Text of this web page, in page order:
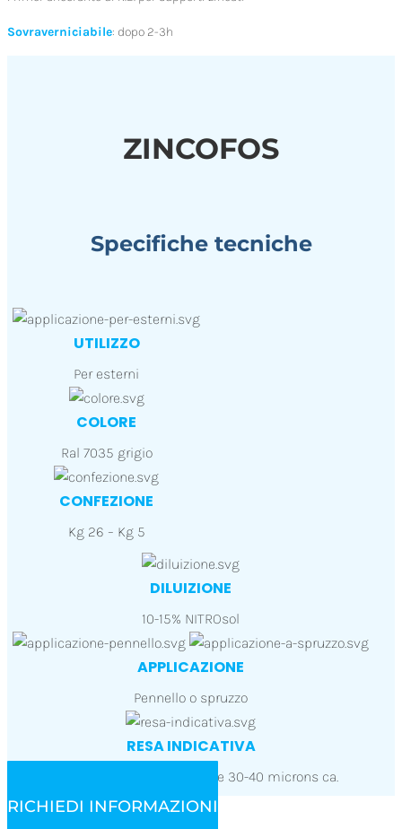
Sovraverniciabile: dopo 2-3h
ZINCOFOS
Specifiche tecniche
UTILIZZO
Per esterni
COLORE
Ral 7035 grigio
CONFEZIONE
Kg 26 – Kg 5
DILUIZIONE
10-15% NITROsol
APPLICAZIONE
Pennello o spruzzo
RESA INDICATIVA
6-7 mq/Kg (1 mano) spessore 30-40 microns ca.
RICHIEDI INFORMAZIONI